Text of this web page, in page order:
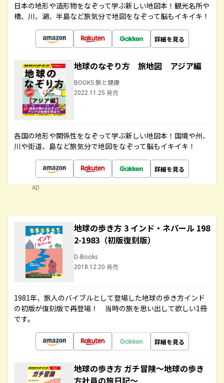
日本の地形や造形物をなぞって学ぶ新しい地図本！観光名所や
橋、川、湖、半島など旅気分で地図をなぞって脳もイキイキ！
詳細を見る
地球のなぞり方 旅地図 アジア編
BOOKS 旅と健康
2022.11.25 発売
各国の地形や関係性をなぞって学ぶ新しい地図本！国境や州、
川や街道、島など旅気分で地図をなぞって脳もイキイキ！
詳細を見る
AD
地球の歩き方 3 インド・ネパール 198
2-1983（初版復刻版）
D-Books
2018.12.20 発売
1981年、旅人のバイブルとして登場した地球の歩き方インド
の初版が復刻版で再登場！ 当時の旅を思い出して欲しい1冊
です。
詳細を見る
地球の歩き方 ガチ冒険～地球の歩き
方社員の旅日記～